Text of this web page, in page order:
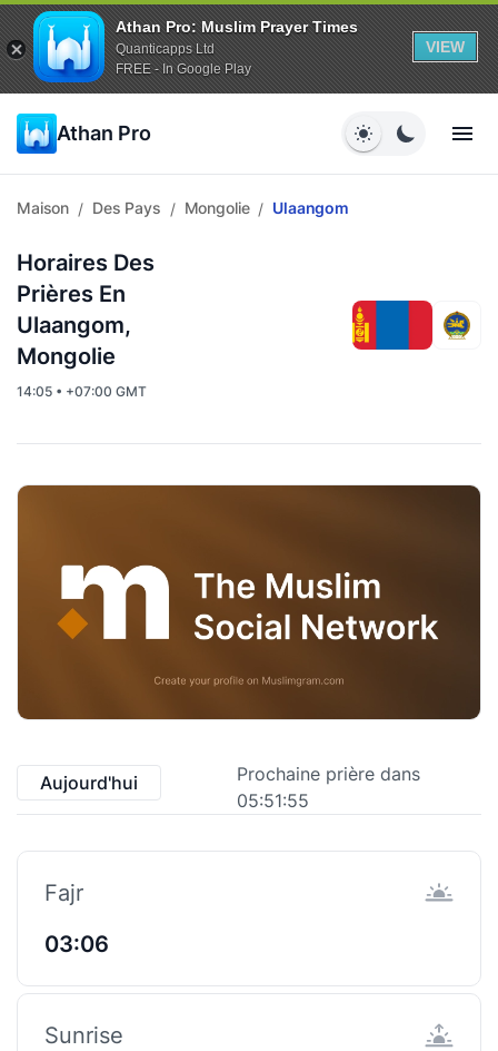
Athan Pro: Muslim Prayer Times
Quanticapps Ltd
FREE - In Google Play
VIEW
Athan Pro
Maison / Des Pays / Mongolie / Ulaangom
Horaires Des
Prières En
Ulaangom,
Mongolie
14:05 • +07:00 GMT
Aujourd'hui
Prochaine prière dans
05:51:55
Fajr
03:06
Sunrise